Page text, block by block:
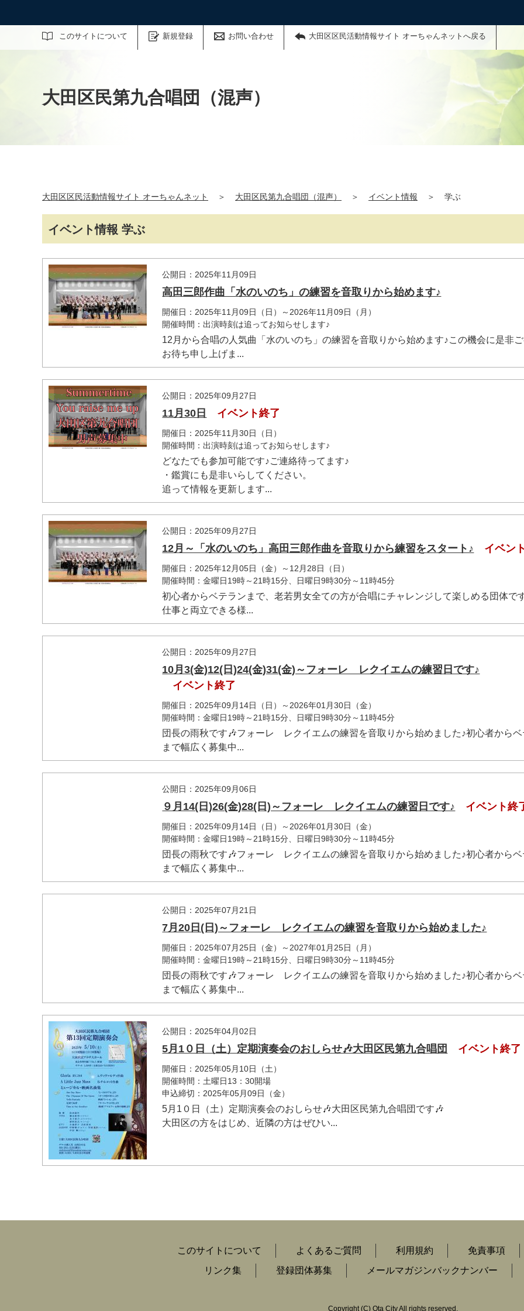
このサイトについて 新規登録 お問い合わせ 大田区区民活動情報サイト オーちゃんネットへ戻る
サイト内検索
大田区民第九合唱団（混声）
大田区区民活動情報サイト オーちゃんネット ＞ 大田区民第九合唱団（混声） ＞ イベント情報 ＞ 学ぶ
イベント情報 学ぶ
公開日：2025年11月09日
高田三郎作曲「水のいのち」の練習を音取りから始めます♪
開催日：2025年11月09日（日）～2026年11月09日（月）
開催時間：出演時刻は追ってお知らせします♪
12月から合唱の人気曲「水のいのち」の練習を音取りから始めます♪この機会に是非
お待ち申し上げま...
公開日：2025年09月27日
11月30日 イベント終了
開催日：2025年11月30日（日）
開催時間：出演時刻は追ってお知らせします♪
どなたでも参加可能です♪ご連絡待ってます♪
・鑑賞にも是非いらしてください。
追って情報を更新します...
公開日：2025年09月27日
12月～「水のいのち」高田三郎作曲を音取りから練習をスタート♪ イベン
開催日：2025年12月05日（金）～12月28日（日）
開催時間：金曜日19時～21時15分、日曜日9時30分～11時45分
初心者からベテランまで、老若男女全ての方が合唱にチャレンジして楽しめる団体で
仕事と両立できる様...
公開日：2025年09月27日
10月3(金)12(日)24(金)31(金)～フォーレ レクイエムの練習日です♪
イベント終了
開催日：2025年09月14日（日）～2026年01月30日（金）
開催時間：金曜日19時～21時15分、日曜日9時30分～11時45分
団長の雨秋です🎶フォーレ レクイエムの練習を音取りから始めました♪初心者からベ
まで幅広く募集中...
公開日：2025年09月06日
９月14(日)26(金)28(日)～フォーレ レクイエムの練習日です♪ イベント終
開催日：2025年09月14日（日）～2026年01月30日（金）
開催時間：金曜日19時～21時15分、日曜日9時30分～11時45分
団長の雨秋です🎶フォーレ レクイエムの練習を音取りから始めました♪初心者からベ
まで幅広く募集中...
公開日：2025年07月21日
7月20日(日)～フォーレ レクイエムの練習を音取りから始めました♪
開催日：2025年07月25日（金）～2027年01月25日（月）
開催時間：金曜日19時～21時15分、日曜日9時30分～11時45分
団長の雨秋です🎶フォーレ レクイエムの練習を音取りから始めました♪初心者からベ
まで幅広く募集中...
公開日：2025年04月02日
5月1０日（土）定期演奏会のおしらせ🎶大田区民第九合唱団 イベント終了
開催日：2025年05月10日（土）
開催時間：土曜日13：30開場
申込締切：2025年05月09日（金）
5月1０日（土）定期演奏会のおしらせ🎶大田区民第九合唱団です🎶
大田区の方をはじめ、近隣の方はぜひい...
このサイトについて よくあるご質問 利用規約 免責事項
リンク集
登録団体募集 メールマガジンバックナンバー
Copyright(C) Ota City All rights reserved.